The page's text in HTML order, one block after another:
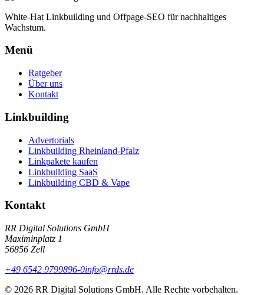
White-Hat Linkbuilding und Offpage-SEO für nachhaltiges
Wachstum.
Menü
Ratgeber
Über uns
Kontakt
Linkbuilding
Advertorials
Linkbuilding Rheinland-Pfalz
Linkpakete kaufen
Linkbuilding SaaS
Linkbuilding CBD & Vape
Kontakt
RR Digital Solutions GmbH
Maximinplatz 1
56856 Zell
+49 6542 9799896-0info@rrds.de
© 2026 RR Digital Solutions GmbH. Alle Rechte vorbehalten.